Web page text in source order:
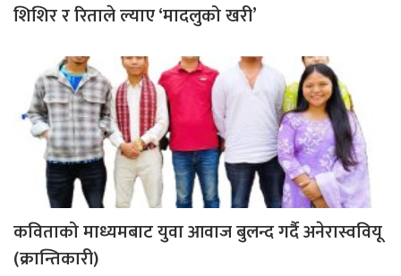
शिशिर र रिताले ल्याए ‘मादलुको खरी’
कविताको माध्यमबाट युवा आवाज बुलन्द गर्दै अनेरास्ववियू
(क्रान्तिकारी)